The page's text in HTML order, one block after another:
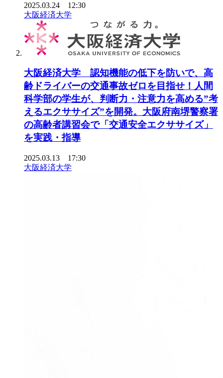
2025.03.24 12:30
大阪経済大学
大阪経済大学 認知機能の低下を防いで、高
齢ドライバーの交通事故ゼロを目指せ！人間
科学部の学生が、判断力・注意力を高める”考
えるエクササイズ”を開発。大阪府南堺警察署
の高齢者講習会で「交通安全エクササイズ」
を実践・指導
2025.03.13 17:30
大阪経済大学